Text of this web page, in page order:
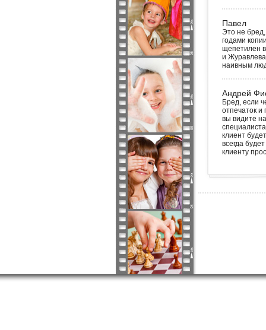
Павел
Это не
годами
щепетилен
и
наивным
Андрей
Бред, если
отпечаток и
вы видите
клиент
всегда
клиенту